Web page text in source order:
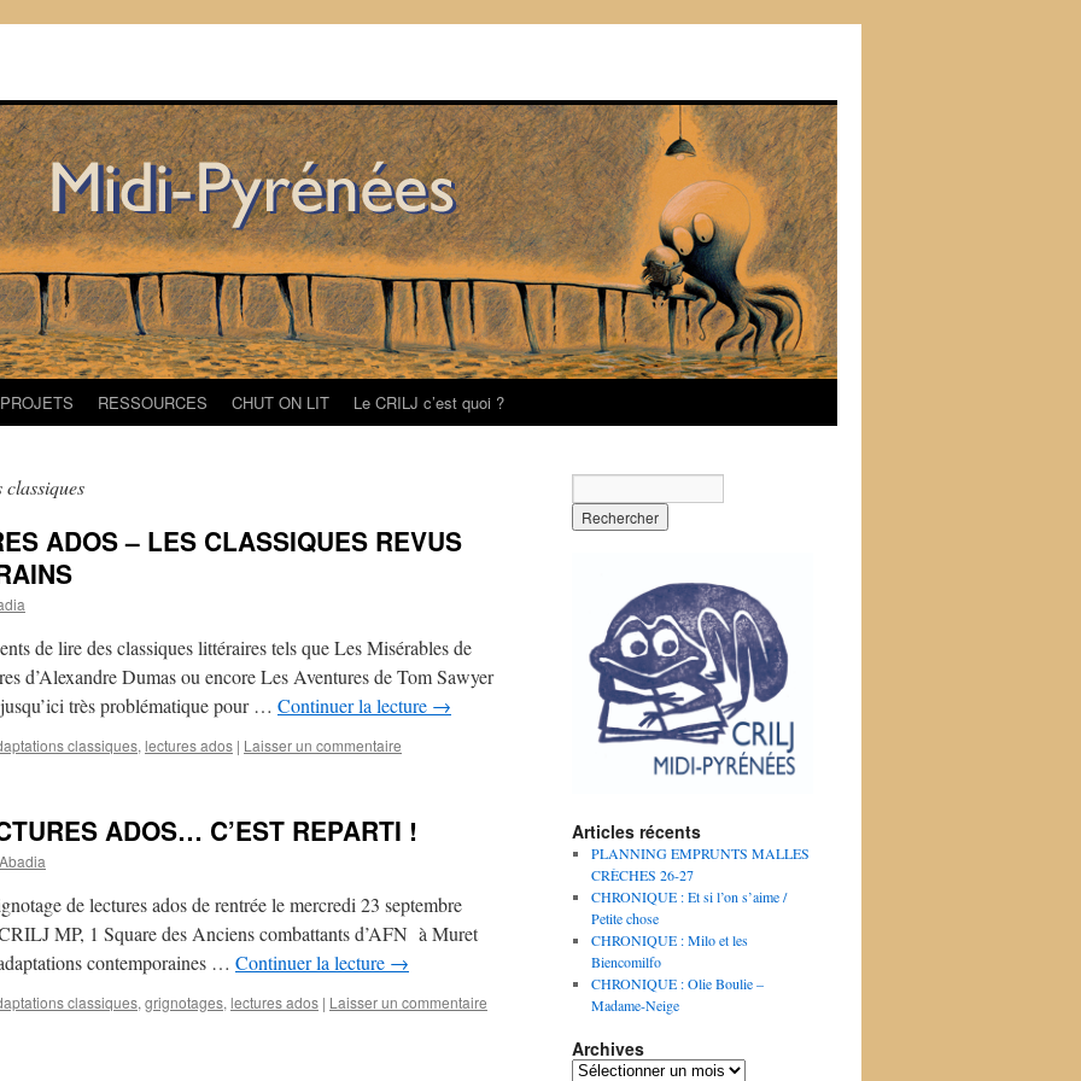
RESSOURCES CHUT ON LIT Le CRILJ c’est quoi ?
ADOS – LES CLASSIQUES REVUS
de lire des classiques littéraires tels que Les Misérables de
d’Alexandre Dumas ou encore Les Aventures de Tom Sawyer
très problématique pour … Continuer la lecture →
classiques, lectures ados | Laisser un commentaire
ADOS… C’EST REPARTI !
de lectures ados de rentrée le mercredi 23 septembre
MP, 1 Square des Anciens combattants d’AFN à Muret
contemporaines … Continuer la lecture →
classiques, grignotages, lectures ados | Laisser un commentaire
Articles récents
PLANNING EMPRUNTS MALLES
CRÈCHES 26-27
CHRONIQUE : Et si l’on s’aime /
Petite chose
CHRONIQUE : Milo et les
Biencomilfo
CHRONIQUE : Olie Boulie –
Madame-Neige
Archives
Archives